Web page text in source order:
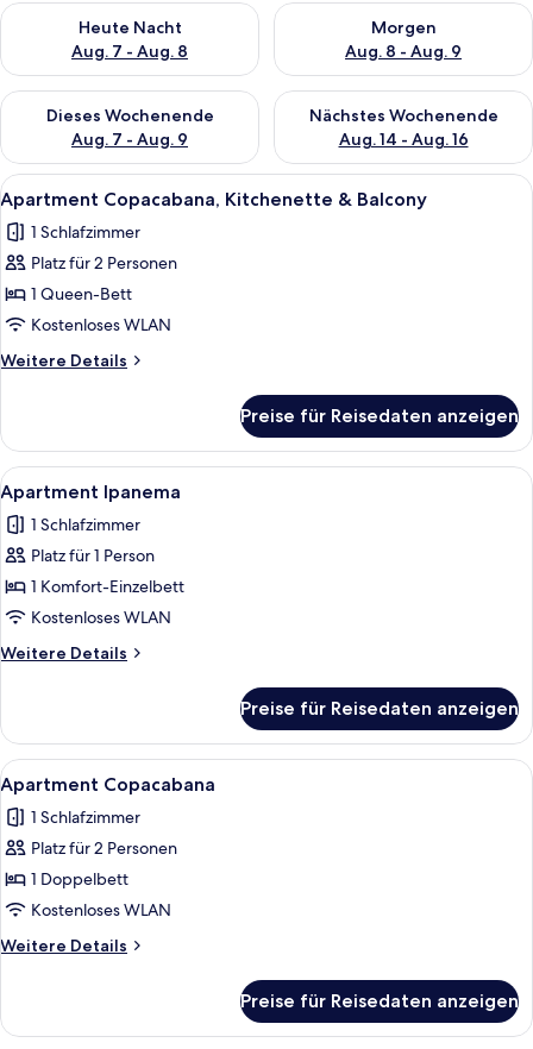
Heute Nacht
Aug. 7 - Aug. 8
Überprüfe die Verfügbarkeit für heute Nacht, Aug. 7 - Aug. 8.
Morgen
Aug. 8 - Aug. 9
Überprüfe die Verfügbarkeit
Dieses Wochenende
Aug. 7 - Aug. 9
Überprüfe die Verfügbarkeit für dieses Wochenende, Aug. 7
Nächstes Wochenende
Aug. 14 - Aug. 16
Überprüfe die Verfügbarkeit
Alle
Fotos
für
Apartment
Copacabana,
Kitchenette
&
Balcony
Ein Hotelzimmer mit einem großen
16
Apartment Copacabana, Kitchenette & Balcony
1 Schlafzimmer
Platz für 2 Personen
1 Queen-Bett
Kostenloses WLAN
Weitere Details
Weitere
Copacabana,
Kitchenette
&
Balcony
Preise für Reisedaten anzeigen
Alle
Fotos
für
Apartment
Ipanema
anzeigen
Ein Hotelzimmer mit einem Bett,
17
Apartment Ipanema
1 Schlafzimmer
Platz für 1 Person
1 Komfort-Einzelbett
Kostenloses WLAN
Weitere Details
Weitere
Ipanema
Preise für Reisedaten anzeigen
Alle
Fotos
für
Apartment
Copacabana
anzeigen
Ein Hotelzimmer mit einem Bett,
16
Apartment Copacabana
1 Schlafzimmer
Platz für 2 Personen
1 Doppelbett
Kostenloses WLAN
Weitere Details
Weitere
Copacabana
Preise für Reisedaten anzeigen